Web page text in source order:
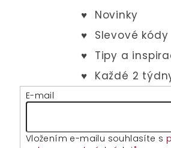
E-mail
Vložením e-mailu souhlasíte s